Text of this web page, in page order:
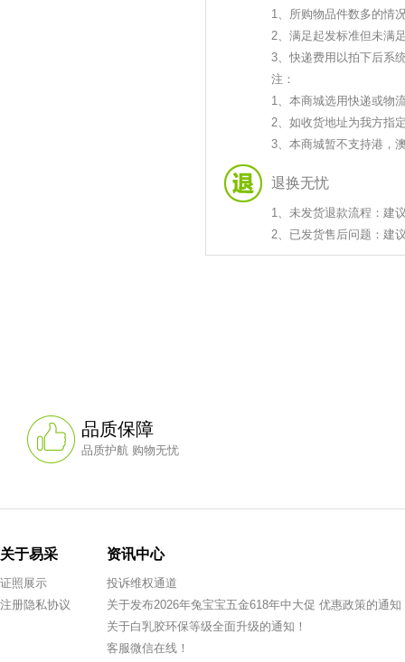
1、所购物品件数多的情
2、满足起发标准但未满
3、快递费用以拍下后系
注：
1、本商城选用快递或物
2、如收货地址为我方指
3、本商城暂不支持港，
退换无忧
1、未发货退款流程：建
2、已发货售后问题：建
品质保障
品质护航 购物无忧
关于易采
证照展示
注册隐私协议
资讯中心
投诉维权通道
关于发布2026年兔宝宝五金618年中大促 优惠政策的通知
关于白乳胶环保等级全面升级的通知！
客服微信在线！